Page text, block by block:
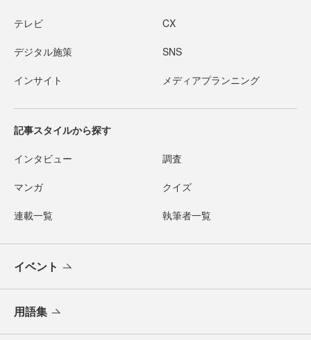
テレビ CX
デジタル施策 SNS
インサイト メディアプランニング
記事スタイルから探す
インタビュー 調査
マンガ クイズ
連載一覧 執筆者一覧
イベント
用語集